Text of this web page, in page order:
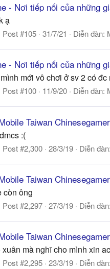
- Nơi tiếp nối của những
ạ
Post #105 31/7/21 Diễn đàn:
- Nơi tiếp nối của những
mới vô chơi ở sv 2 có
Post #100 11/9/20 Diễn đàn:
Taiwan Chinesegamer
:(
Post #2,300 28/3/19 Diễn đàn:
Taiwan Chinesegamer
còn ông
Post #2,297 27/3/19 Diễn đàn:
Taiwan Chinesegamer
mà nghĩ cho mình xin
Post #2,295 23/3/19 Diễn đàn: